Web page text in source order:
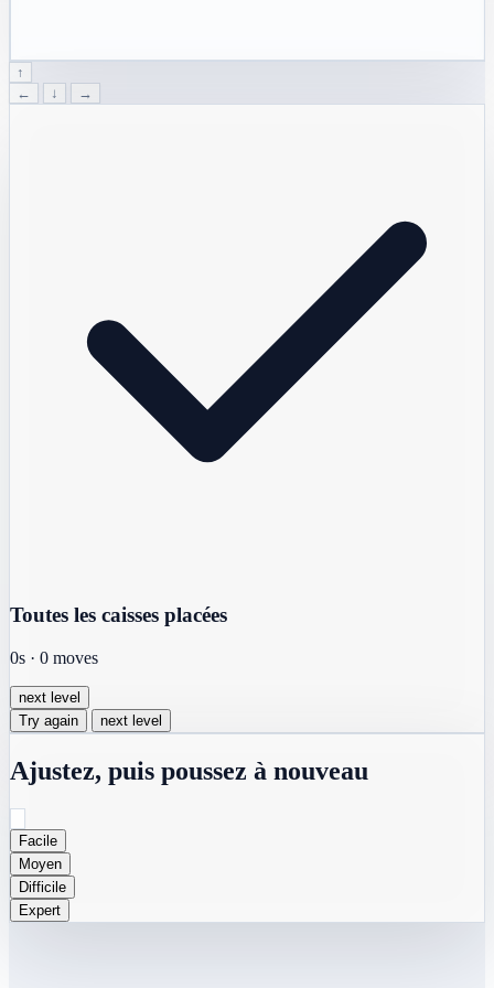
↑
←
↓ →
Toutes les caisses placées
0s · 0 moves
next level
Try again
next level
Ajustez, puis poussez à nouveau
Facile
Moyen
Difficile
Expert